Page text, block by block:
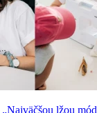
lžou